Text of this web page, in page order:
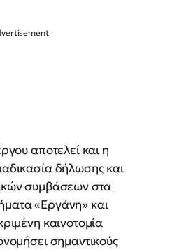
αποτελεί και η
δήλωσης και
συμβάσεων στα
«Εργάνη» και
καινοτομία
σημαντικούς